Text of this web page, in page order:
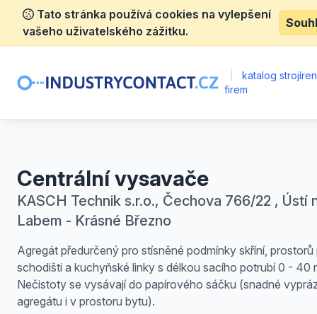
Tato stránka používá cookies na vylepšení
vašeho uživatelského zážitku.
katalog
firem
Centrální vysavače
KASCH Technik s.r.o., Čechova 766/22 , Ústí
Labem - Krásné Březno
Agregát předurčený pro stísněné podmínky skříní, prostorů
schodišti a kuchyňské linky s délkou sacího potrubí 0 - 40
Nečistoty se vysávají do papírového sáčku (snadné
agregátu i v prostoru bytu).